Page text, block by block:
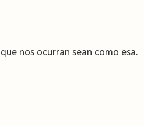
nos ocurran sean como esa.